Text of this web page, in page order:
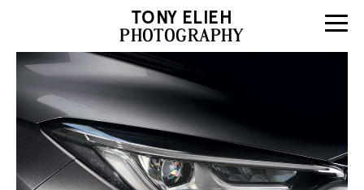
TONY ELIEH
PHOTOGRAPHY